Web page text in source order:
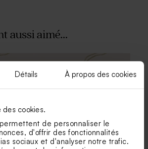
Détails À propos des cookies
cookies.
de personnaliser le
d'offrir des fonctionnalités
sociaux et d'analyser notre trafic.
Livret de messe mariage
eucalyptus
aussi aimé...